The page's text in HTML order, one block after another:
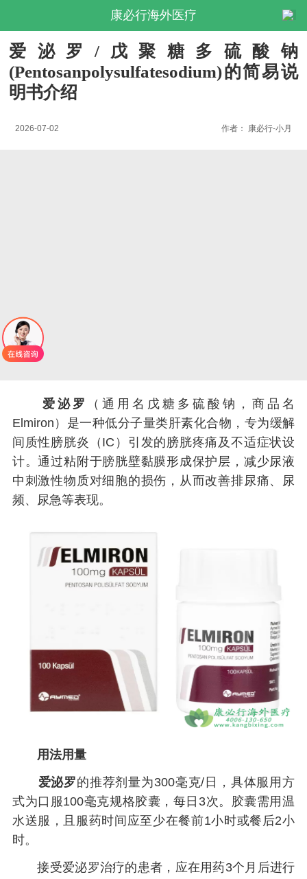
康必行海外医疗
爱泌罗/戊聚糖多硫酸钠
(Pentosanpolysulfatesodium)的简易说
明书介绍
2026-07-02 作者： 康必行-小月
爱泌罗
（通用名戊糖多硫酸钠，商品名
Elmiron）是一种低分子量类肝素化合物，专为缓解
间质性膀胱炎（IC）引发的膀胱疼痛及不适症状设
计。通过粘附于膀胱壁黏膜形成保护层，减少尿液
中刺激性物质对细胞的损伤，从而改善排尿痛、尿
频、尿急等表现。
用法用量
爱泌罗的推荐剂量为300毫克/日，具体服用方
式为口服100毫克规格胶囊，每日3次。胶囊需用温
水送服，且服药时间应至少在餐前1小时或餐后2小
时。
接受爱泌罗治疗的患者，应在用药3个月后进行